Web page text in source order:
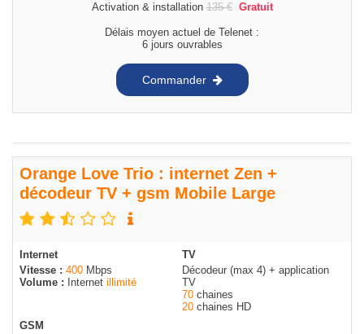
Activation & installation135€ Gratuit
Délais moyen actuel de Telenet :
6 jours ouvrables
Commander
Orange Love Trio : internet Zen +
décodeur TV + gsm Mobile Large
Internet
Vitesse : 400 Mbps
Volume :
Internet illimité
TV
Décodeur (max 4) + application
TV
70 chaines
20 chaines HD
GSM